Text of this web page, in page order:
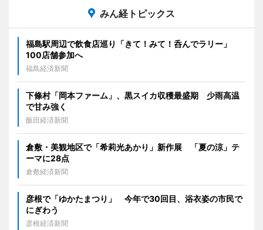
みん経トピックス
福島駅周辺で飲食店巡り「きて！みて！呑んでラリー」
100店舗参加へ
福島経済新聞
下條村「岡本ファーム」、黒スイカ収穫最盛期 少雨高温
で甘み強く
飯田経済新聞
倉敷・美観地区で「希莉光あかり」新作展 「夏の涼」テ
ーマに28点
倉敷経済新聞
彦根で「ゆかたまつり」 今年で30回目、浴衣姿の市民で
にぎわう
彦根経済新聞